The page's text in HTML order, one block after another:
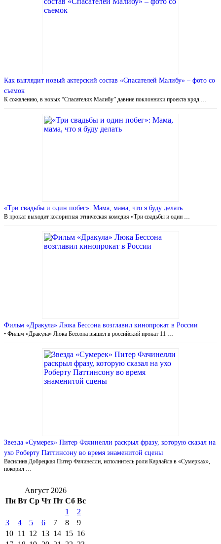
Как выглядит новый актерский состав «Спасателей Малибу» – фото со
съемок
К сожалению, в новых “Спасателях Малибу” давние поклонники проекта вряд …
«Три свадьбы и один побег»: Мама, мама, что я буду делать
В прокат выходит колоритная этническая комедия «Три свадьбы и один …
Фильм «Дракула» Люка Бессона возглавил кинопрокат в России
• Фильм «Дракула» Люка Бессона вышел в российский прокат 11 …
Звезда «Сумерек» Питер Фачинелли раскрыл фразу, которую сказал на
ухо Роберту Паттинсону во время знаменитой сцены
Василина Добрецкая Питер Фачинелли, исполнитель роли Карлайла в «Сумерках»,
покорил …
Август 2026
Пн Вт Ср Чт Пт Сб Вс
1
2
3
4 5 6 7 8
9
10 11 12 13 14 15 16